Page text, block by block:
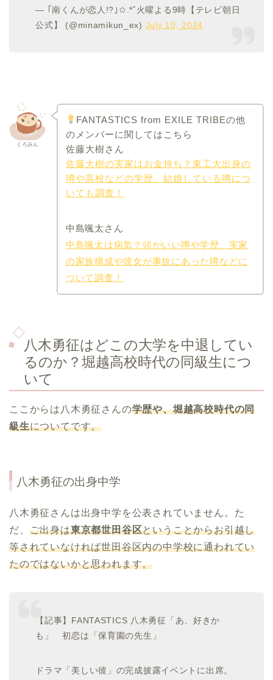
— ｢南くんが恋人!?｣✩.*˚火曜よる9時【テレビ朝日
公式】 (@minamikun_ex) July 10, 2024
くろみん
FANTASTICS from EXILE TRIBEの他
のメンバーに関してはこちら
佐藤大樹さん
佐藤大樹の実家はお金持ち？東工大出身の
噂や高校などの学歴、結婚している噂につ
いても調査！
中島颯太さん
中島颯太は病気？頭がいい噂や学歴、実家
の家族構成や彼女が事故にあった噂などに
ついて調査！
八木勇征はどこの大学を中退してい
るのか？堀越高校時代の同級生につ
いて
ここからは八木勇征さんの学歴や、堀越高校時代の同
級生についてです。
八木勇征の出身中学
八木勇征さんは出身中学を公表されていません。た
だ、 ご出身は東京都世田谷区ということからお引越し
等されていなければ世田谷区内の中学校に通われてい
たのではないかと思われます。
【記事】FANTASTICS 八木勇征「あ、好きか
も」 初恋は「保育園の先生」
ドラマ「美しい彼」の完成披露イベントに出席。